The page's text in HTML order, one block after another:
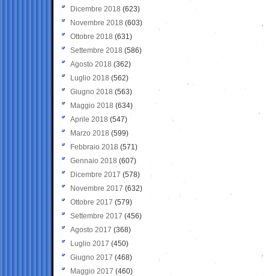
Dicembre 2018 (623)
Novembre 2018 (603)
Ottobre 2018 (631)
Settembre 2018 (586)
Agosto 2018 (362)
Luglio 2018 (562)
Giugno 2018 (563)
Maggio 2018 (634)
Aprile 2018 (547)
Marzo 2018 (599)
Febbraio 2018 (571)
Gennaio 2018 (607)
Dicembre 2017 (578)
Novembre 2017 (632)
Ottobre 2017 (579)
Settembre 2017 (456)
Agosto 2017 (368)
Luglio 2017 (450)
Giugno 2017 (468)
Maggio 2017 (460)